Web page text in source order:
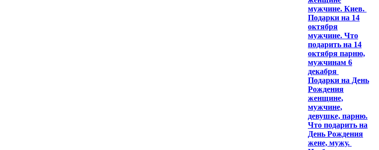
мужчине. Киев.
Подарки на 14
октября
мужчине. Что
подарить на 14
октября парню,
мужчинам 6
декабря
Подарки на День
Рождения
женщине,
мужчине,
девушке, парню.
Что подарить на
День Рождения
жене, мужу.